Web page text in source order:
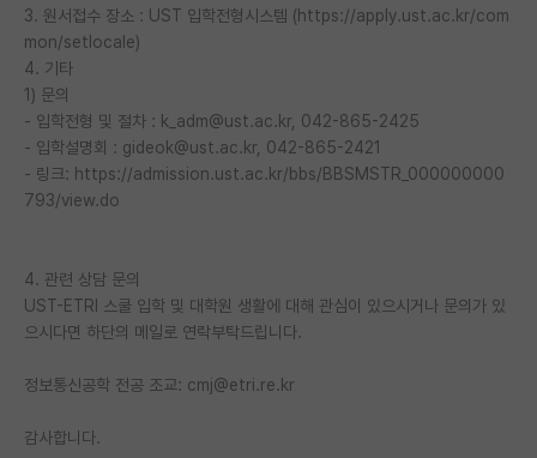
3. 원서접수 장소 : UST 입학전형시스템 (https://apply.ust.ac.kr/com
mon/setlocale)
4. 기타
1) 문의
- 입학전형 및 절차 : k_adm@ust.ac.kr, 042-865-2425
- 입학설명회 : gideok@ust.ac.kr, 042-865-2421
- 링크: https://admission.ust.ac.kr/bbs/BBSMSTR_000000000
793/view.do
4. 관련 상담 문의
UST-ETRI 스쿨 입학 및 대학원 생활에 대해 관심이 있으시거나 문의가 있
으시다면 하단의 메일로 연락부탁드립니다.
정보통신공학 전공 조교: cmj@etri.re.kr
감사합니다.